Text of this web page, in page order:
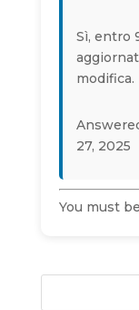
Sì, entro
modifica.
27, 2025
You must be